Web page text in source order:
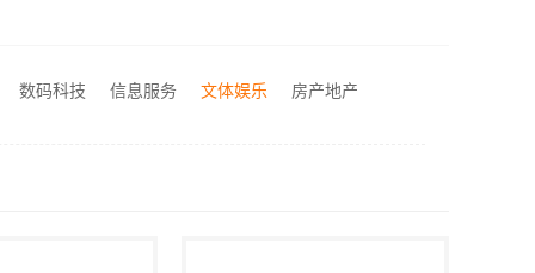
数码科技 信息服务 文体娱乐 房产地产